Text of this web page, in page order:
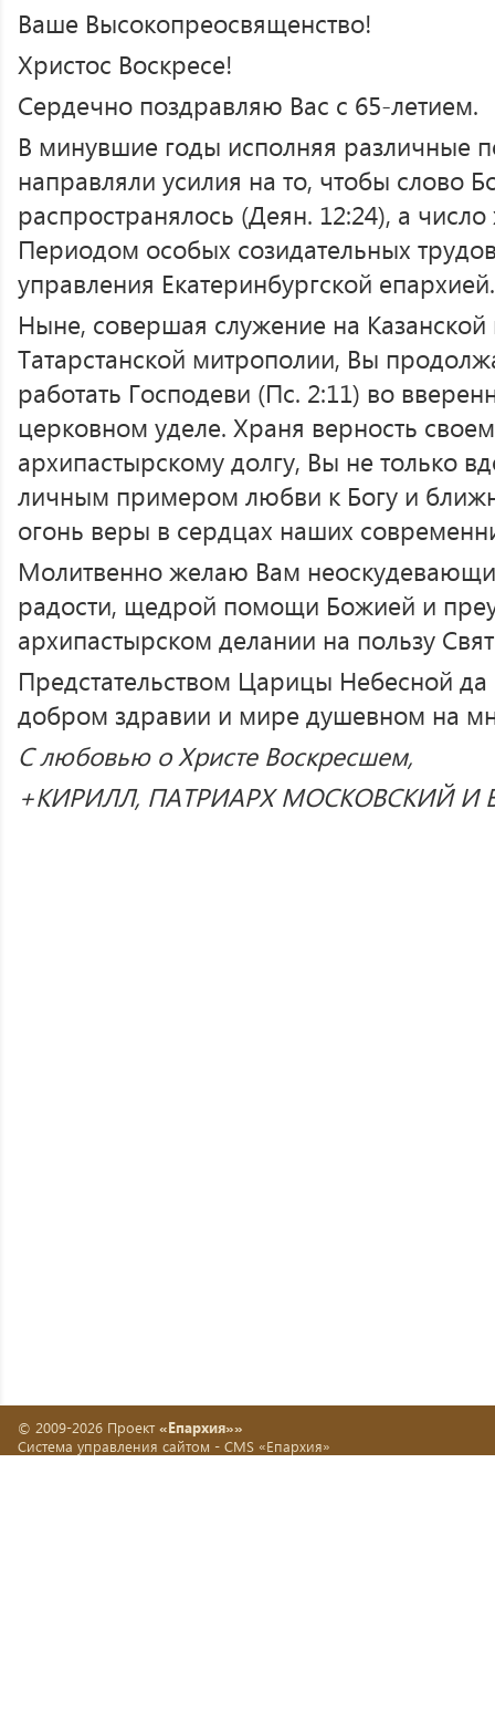
Ваше Высокопреосвященство!
Христос Воскресе!
Сердечно поздравляю Вас с 65-летием.
В минувшие годы исполняя различные
направляли усилия на то, чтобы слово
распространялось (Деян. 12:24), а
Периодом особых созидательных
управления Екатеринбургской епархией.
Ныне, совершая служение на Казанской
Татарстанской митрополии, Вы
работать Господеви (Пс. 2:11) во
церковном уделе. Храня верность
архипастырскому долгу, Вы не только
личным примером любви к Богу и
огонь веры в сердцах наших
Молитвенно желаю Вам
радости, щедрой помощи Божией и
архипастырском делании на пользу
Предстательством Царицы Небесной да
добром здравии и мире душевном на
С любовью о Христе Воскресшем,
+КИРИЛЛ, ПАТРИАРХ МОСКОВСКИЙ И
© 2009-2026 Проект «Епархия»»
Система управления сайтом - CMS «Епархия»